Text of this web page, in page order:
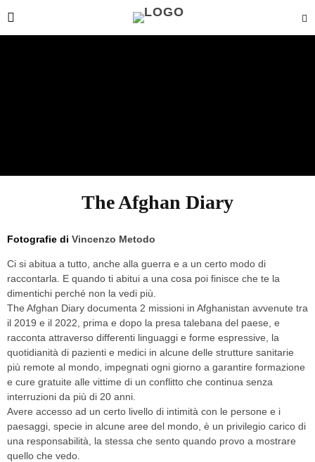
The Afghan Diary
Fotografie di Vincenzo Metodo
Ci si abitua a tutto, anche alla guerra e a un certo modo di
raccontarla. E quando ti abitui a una cosa poi finisce che te la
dimentichi perché non la vedi più.
The Afghan Diary documenta 2 missioni in Afghanistan avvenute tra
il 2019 e il 2022, prima e dopo la presa talebana del paese, e
racconta attraverso differenti linguaggi e forme espressive, la
quotidianità di pazienti e medici in alcune delle strutture sanitarie
più remote al mondo, impegnati ogni giorno a garantire formazione
e cure gratuite alle vittime di un conflitto che continua senza
interruzioni da più di 20 anni.
Avere accesso ad un certo livello di intimità con le persone e i
paesaggi, specie in alcune aree del mondo, è un privilegio carico di
una responsabilità, la stessa che sento quando provo a mostrare
quello che vedo.